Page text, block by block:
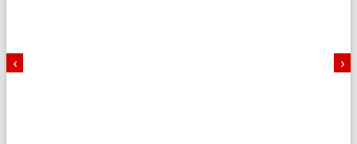
‹ ›